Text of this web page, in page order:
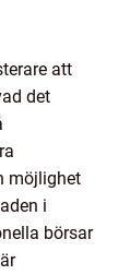
att
det
möjlighet
i
börsar